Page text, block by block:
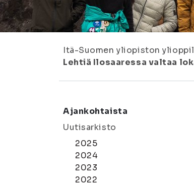
Itä-Suomen yliopiston
Lehtiä Ilosaaressa valtaa
Ajankohtaista
Uutisarkisto
2025
2024
2023
2022